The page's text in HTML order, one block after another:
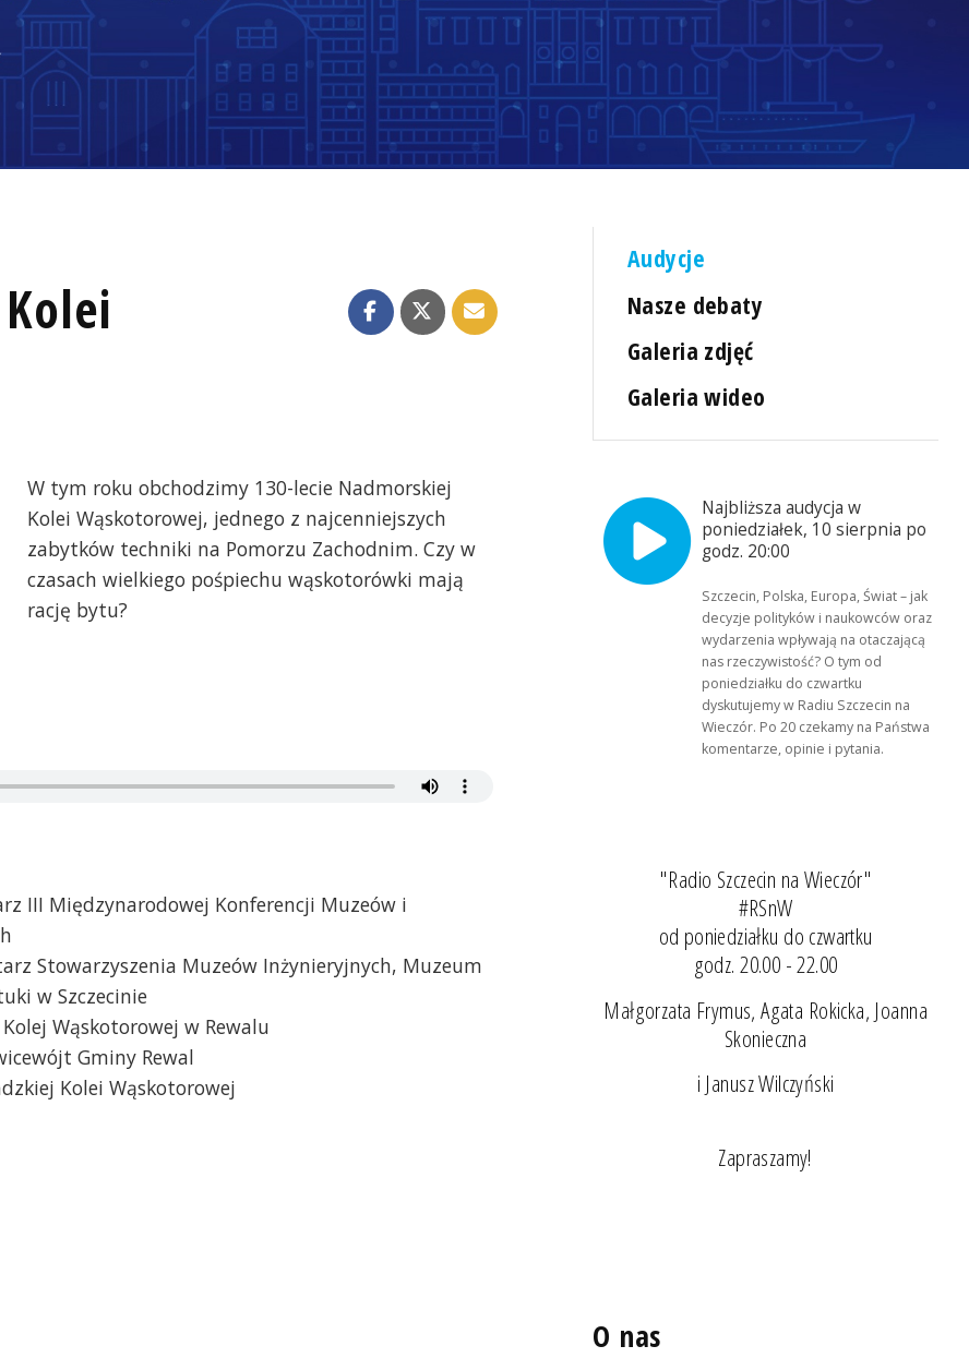
W tym roku obchodzimy 130-lecie Nadmorskiej
Kolei Wąskotorowej, jednego z najcenniejszych
zabytków techniki na Pomorzu Zachodnim. Czy w
czasach wielkiego pośpiechu wąskotorówki mają
rację bytu?
III Międzynarodowej Konferencji Muzeów i
Stowarzyszenia Muzeów Inżynieryjnych, Muzeum
w Szczecinie
Wąskotorowej w Rewalu
Gminy Rewal
Kolei Wąskotorowej
Audycje
Nasze debaty
Galeria zdjęć
Galeria wideo
Najbliższa audycja w
poniedziałek, 10 sierpnia po
godz. 20:00
Szczecin, Polska, Europa, Świat – jak
decyzje polityków i naukowców oraz
wydarzenia wpływają na otaczającą
nas rzeczywistość? O tym od
poniedziałku do czwartku
dyskutujemy w Radiu Szczecin na
Wieczór. Po 20 czekamy na Państwa
komentarze, opinie i pytania.
"Radio Szczecin na Wieczór"
#RSnW
od poniedziałku do czwartku
godz. 20.00 - 22.00
Małgorzata Frymus, Agata Rokicka, Joanna
Skonieczna
i Janusz Wilczyński
Zapraszamy!
O nas